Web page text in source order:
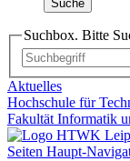
Suche
Suchbox. Bitte
Aktuelles
Hochschule für
Fakultät Informatik
Seiten Haupt-